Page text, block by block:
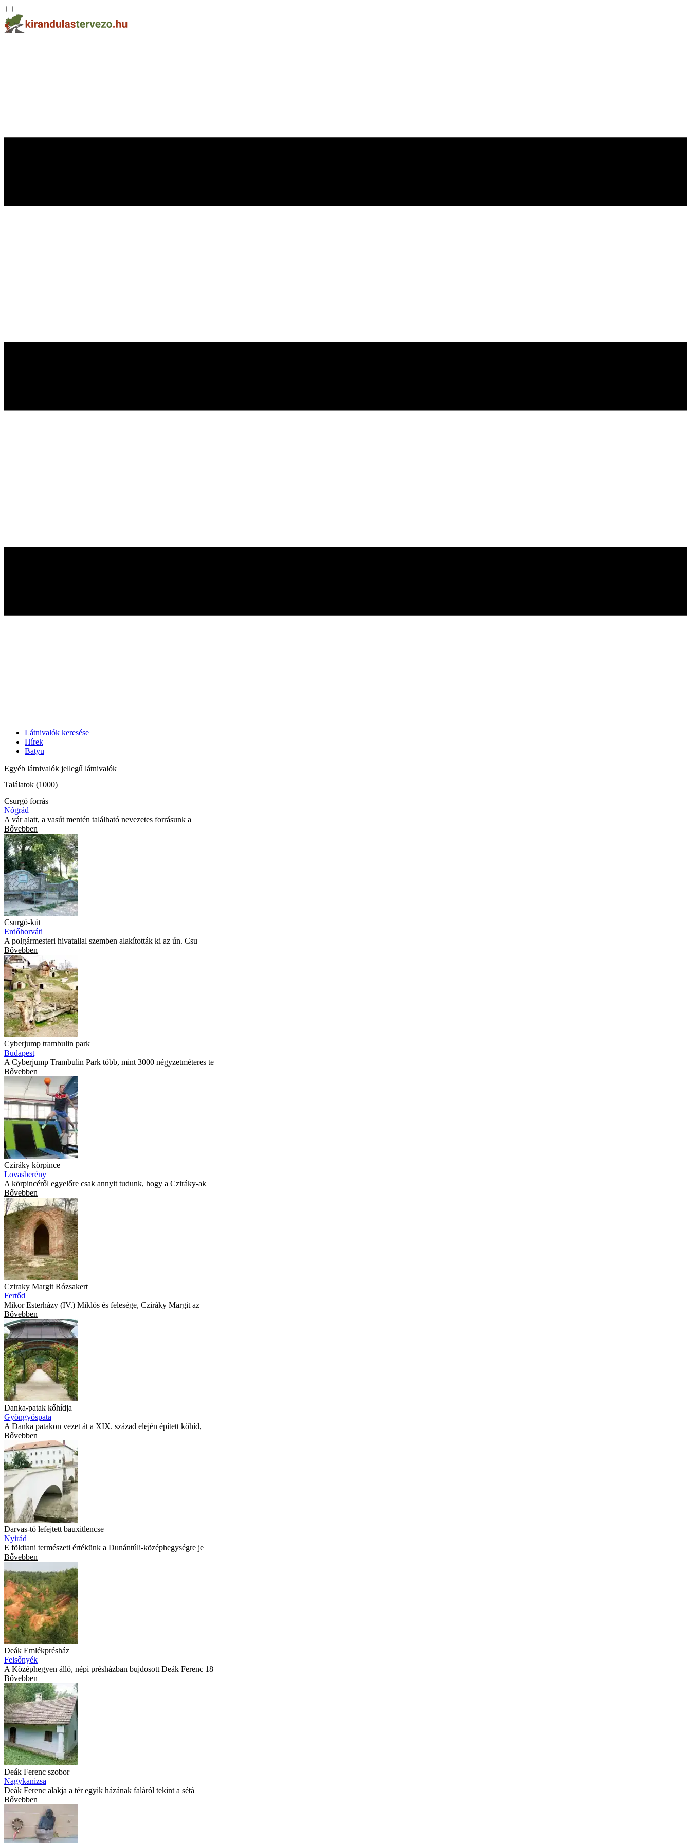
Látnivalók keresése
Hírek
Batyu
Egyéb látnivalók jellegű látnivalók
Találatok (1000)
Csurgó forrás
Nógrád
A vár alatt, a vasút mentén található nevezetes forrásunk a
Bővebben
Csurgó-kút
Erdőhorváti
A polgármesteri hivatallal szemben alakították ki az ún. Csu
Bővebben
Cyberjump trambulin park
Budapest
A Cyberjump Trambulin Park több, mint 3000 négyzetméteres te
Bővebben
Cziráky körpince
Lovasberény
A körpincéről egyelőre csak annyit tudunk, hogy a Cziráky-ak
Bővebben
Cziraky Margit Rózsakert
Fertőd
Mikor Esterházy (IV.) Miklós és felesége, Cziráky Margit az
Bővebben
Danka-patak kőhídja
Gyöngyöspata
A Danka patakon vezet át a XIX. század elején épített kőhíd,
Bővebben
Darvas-tó lefejtett bauxitlencse
Nyirád
E földtani természeti értékünk a Dunántúli-középhegységre je
Bővebben
Deák Emlékprésház
Felsőnyék
A Középhegyen álló, népi présházban bujdosott Deák Ferenc 18
Bővebben
Deák Ferenc szobor
Nagykanizsa
Deák Ferenc alakja a tér egyik házának faláról tekint a sétá
Bővebben